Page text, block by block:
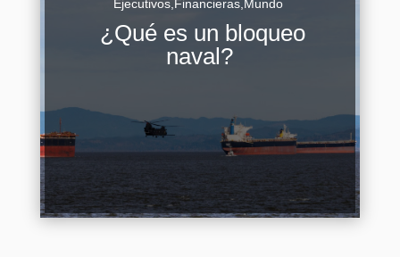
Ejecutivos Financieras Mundo
¿Qué es un bloqueo
naval?
Un bloqueo naval constituye una de las
operaciones militares más antiguas y
estratégicamente significativas en la historia de
Continuar Leyendo